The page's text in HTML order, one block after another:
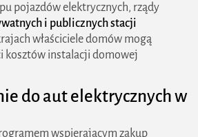
pojazdów elektrycznych, rządy
i publicznych stacji
właściciele domów mogą
kosztów instalacji domowej
do aut elektrycznych w
wspierającym zakup